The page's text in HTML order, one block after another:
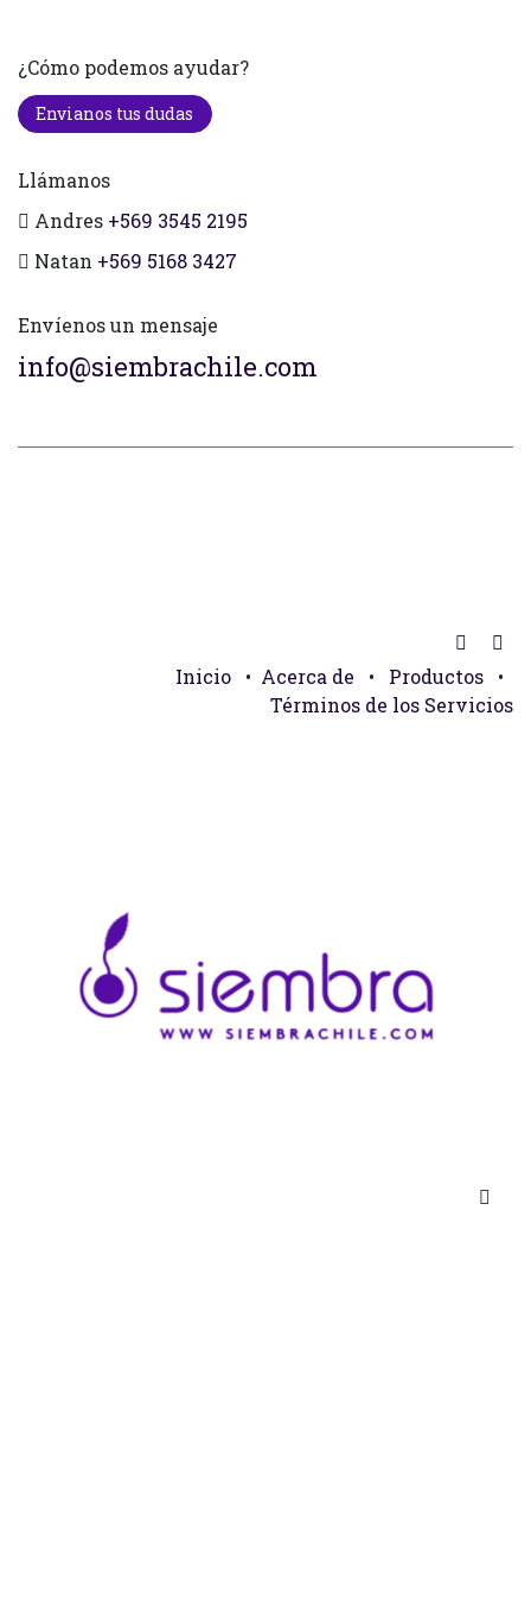
¿Cómo podemos ayudar?
Envianos tus dudas
Llámanos
Andres +569 3545 2195
Natan +569 5168 3427
Envíenos un mensaje
info@siembrachile.com
Inicio • Acerca de • Productos
•
Términos de los Servicios